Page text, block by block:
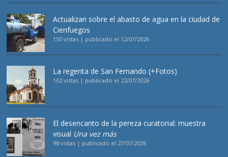
Actualizan sobre el abasto de agua en la ciudad de
Cienfuegos
150 vistas | publicado el 12/07/2026
La regenta de San Fernando (+Fotos)
102 vistas | publicado el 22/07/2026
El desencanto de la pereza curatorial: muestra
visual Una vez más
98 vistas | publicado el 27/07/2026